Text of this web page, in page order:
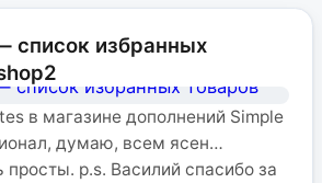
список избранных
в магазине дополнений Simple
думаю, всем ясен…
просты. p.s. Василий спасибо за